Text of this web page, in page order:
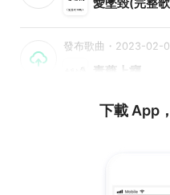
發布歌曲・2023-02-
毒藥上癮
下載 App